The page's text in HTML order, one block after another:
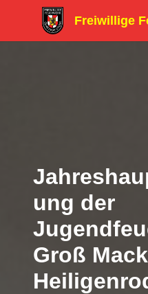
Freiwillige
ung der
Groß